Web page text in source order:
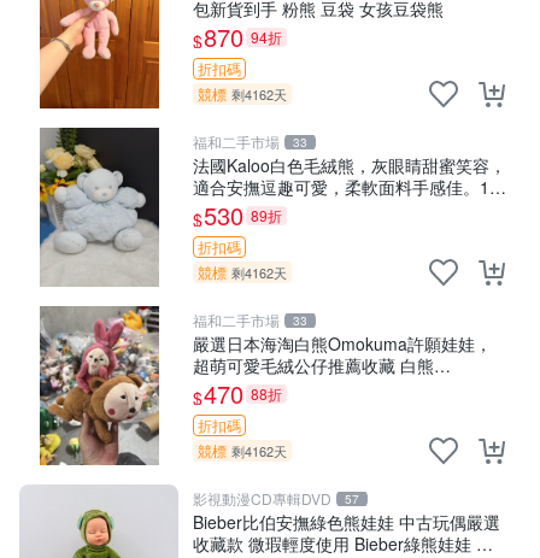
包新貨到手 粉熊 豆袋 女孩豆袋熊
$870 94折
折扣碼
競標 剩4162天
福和二手市場 33
法國Kaloo白色毛絨熊，灰眼睛甜蜜笑容，
適合安撫逗趣可愛，柔軟面料手感佳。14
白色安撫熊 毛絨玩具 寶寶逗樂具
$530 89折
折扣碼
競標 剩4162天
福和二手市場 33
嚴選日本海淘白熊Omokuma許願娃娃，
超萌可愛毛絨公仔推薦收藏 白熊
Omokuma 毛絨玩具 偽裝娃娃 玩具擺飾
$470 88折
折扣碼
競標 剩4162天
影視動漫CD專輯DVD 57
Bieber比伯安撫綠色熊娃娃 中古玩偶嚴選
收藏款 微瑕輕度使用 Bieber綠熊娃娃 中